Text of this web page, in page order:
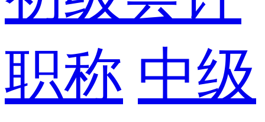
职称 中级